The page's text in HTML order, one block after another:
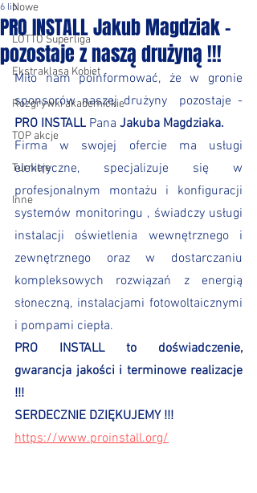
Nowe
LOTTO Superliga
Ekstraklasa Kobiet
Rozgrywki akademickie
TOP akcje
Turnieje
Inne
PRO INSTALL Jakub Magdziak -
pozostaje z naszą drużyną !!!
6 lip
Miło nam poinformować, że w gronie
PRO INSTALL Pana Jakuba Magdziaka.
Firma w swojej ofercie ma usługi
elektryczne, specjalizuje się w
profesjonalnym montażu i konfiguracji
systemów monitoringu , świadczy usługi
instalacji oświetlenia wewnętrznego i
zewnętrznego oraz w dostarczaniu
kompleksowych rozwiązań z energią
słoneczną, instalacjami fotowoltaicznymi
i pompami ciepła.
PRO INSTALL to doświadczenie,
gwarancja jakości i terminowe realizacje
!!!
SERDECZNIE DZIĘKUJEMY !!!
https://www.proinstall.org/